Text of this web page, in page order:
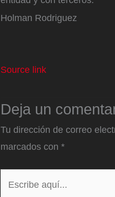
Holman Rodriguez
Source link
Deja un
Tu dirección de correo
marcados con *